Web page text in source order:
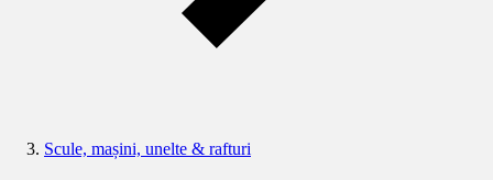
Scule, mașini, unelte & rafturi